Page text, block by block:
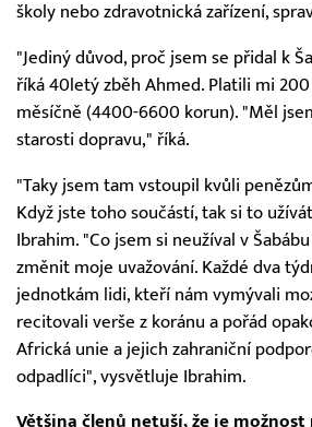
školy nebo zdravotnická zařízení,
"Jediný důvod, proč jsem se přidal k
říká 40letý zběh Ahmed. Platili mi
měsíčně (4400-6600 korun). "Měl
starosti dopravu," říká.
"Taky jsem tam vstoupil kvůli
Když jste toho součástí, tak si to
Ibrahim. "Co jsem si neužíval v
změnit moje uvažování. Každé dva
jednotkám lidi, kteří nám vymývali
recitovali verše z koránu a pořád
Africká unie a jejich zahraniční
odpadlíci", vysvětluje Ibrahim.
Většina členů netuší, že je